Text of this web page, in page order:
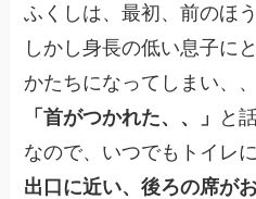
ふくしは、最初、前のほ
しかし身長の低い息子に
かたちになってしまい、、
「首がつかれた、、」
と
なので、いつでもトイレ
出口に近い、後ろの席が